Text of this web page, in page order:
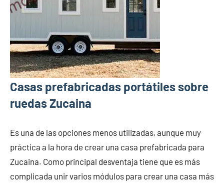
Casas prefabricadas portátiles sobre
ruedas Zucaina
Es una de las opciones menos utilizadas, aunque muy
práctica a la hora de crear una casa prefabricada para
Zucaina. Como principal desventaja tiene que es más
complicada unir varios módulos para crear una casa más